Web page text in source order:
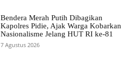
Bendera Merah Putih Dibagikan
Kapolres Pidie, Ajak Warga Kobarkan
Nasionalisme Jelang HUT RI ke-81
7 Agustus 2026